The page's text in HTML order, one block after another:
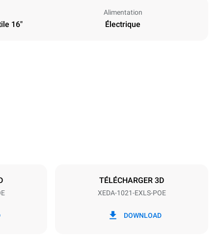
16"
Alimentation
Électrique
TÉLÉCHARGER 3D
XEDA-1021-EXLS-POE
DOWNLOAD